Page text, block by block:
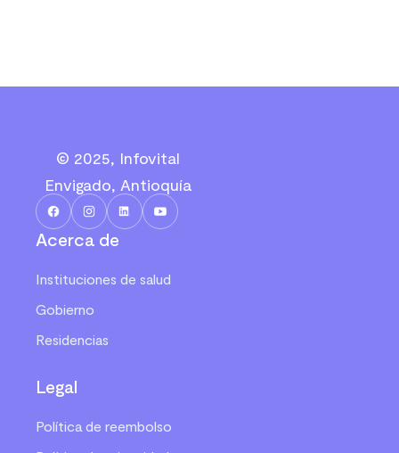
© 2025, Infovital
Envigado, Antioquía
Acerca de
Instituciones de salud
Gobierno
Residencias
Legal
Política de reembolso